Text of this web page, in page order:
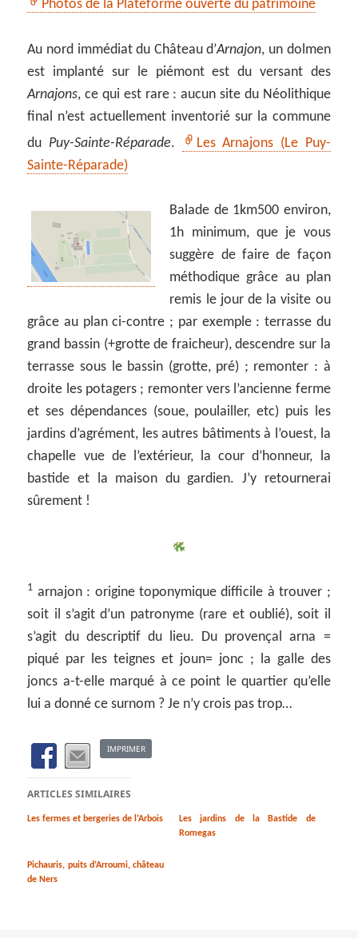
Photos de la Plateforme ouverte du patrimoine
Au nord immédiat du Château d’Arnajon, un dolmen
est implanté sur le piémont est du versant des
Arnajons, ce qui est rare : aucun site du Néolithique
final n’est actuellement inventorié sur la commune
du Puy-Sainte-Réparade.
Les Arnajons (Le Puy-
Sainte-Réparade)
Balade de 1km500 environ,
1h minimum, que je vous
suggère de faire de façon
méthodique grâce au plan
remis le jour de la visite ou
grâce au plan ci-contre ; par exemple : terrasse du
grand bassin (+grotte de fraicheur), descendre sur la
terrasse sous le bassin (grotte, pré) ; remonter : à
droite les potagers ; remonter vers l’ancienne ferme
et ses dépendances (soue, poulailler, etc) puis les
jardins d’agrément, les autres bâtiments à l’ouest, la
chapelle vue de l’extérieur, la cour d’honneur, la
bastide et la maison du gardien. J’y retournerai
sûrement !
1 arnajon : origine toponymique difficile à trouver ;
soit il s’agit d’un patronyme (rare et oublié), soit il
s’agit du descriptif du lieu. Du provençal arna =
piqué par les teignes et joun= jonc ; la galle des
joncs a-t-elle marqué à ce point le quartier qu’elle
lui a donné ce surnom ? Je n’y crois pas trop…
IMPRIMER
ARTICLES SIMILAIRES
Les fermes et bergeries de l’Arbois
Les jardins de la Bastide de
Romegas
Pichauris, puits d’Arroumi, château
de Ners